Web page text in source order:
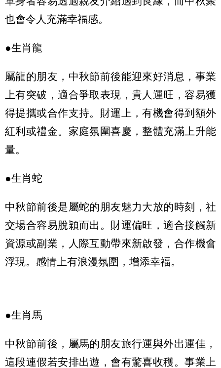
也會令人充滿幸福感。
●生肖龍
屬龍的朋友，中秋節前後能迎來好消息，事業
上有突破，適合爭取表現，貴人運旺，容易獲
得提攜或合作支持。財運上，有機會得到額外
紅利或禮金。家庭氛圍喜慶，整體充滿上升能
量。
●生肖蛇
中秋節前後是屬蛇的朋友魅力大放的時刻，社
交場合容易脫穎而出。財運偏旺，適合接觸新
資源或副業，人際互動帶來新啟發，合作機會
浮現。感情上有浪漫氛圍，增添幸福。
●生肖馬
中秋節前後，屬馬的朋友旅行運與外出運佳，
這段連假若安排出遊，會有驚喜收穫。事業上